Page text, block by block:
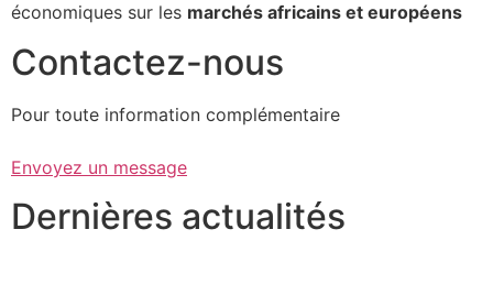
économiques sur les marchés africains et européens
Contactez-nous
Pour toute information complémentaire
Envoyez un message
Dernières actualités